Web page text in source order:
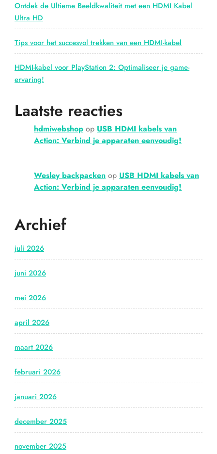
Ontdek de Ultieme Beeldkwaliteit met een HDMI Kabel
Ultra HD
Tips voor het succesvol trekken van een HDMI-kabel
HDMI-kabel voor PlayStation 2: Optimaliseer je game-
ervaring!
Laatste reacties
hdmiwebshop op USB HDMI kabels van
Action: Verbind je apparaten eenvoudig!
Wesley backpacken op USB HDMI kabels van
Action: Verbind je apparaten eenvoudig!
Archief
juli 2026
juni 2026
mei 2026
april 2026
maart 2026
februari 2026
januari 2026
december 2025
november 2025